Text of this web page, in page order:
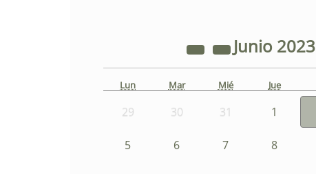
Junio 2023
Lun Mar Mié Jue
29 30 31 1
5 6 7 8